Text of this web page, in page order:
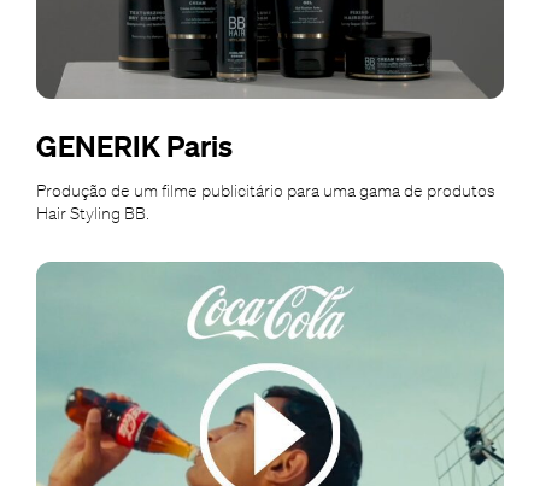
GENERIK Paris
Produção de um filme publicitário para uma gama de produtos
Hair Styling BB.